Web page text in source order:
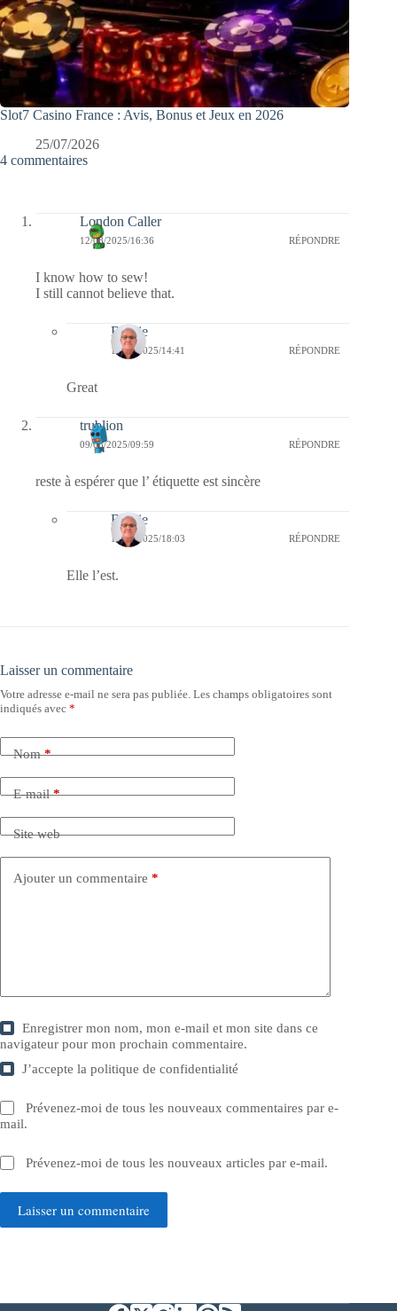
Slot7 Casino France : Avis, Bonus et Jeux en 2026
25/07/2026
4 commentaires
London Caller
12/08/2025/16:36 RÉPONDRE
I know how to sew!
I still cannot believe that.
Bernie
15/08/2025/14:41 RÉPONDRE
Great
trublion
09/08/2025/09:59 RÉPONDRE
reste à espérer que l’ étiquette est sincère
Bernie
10/08/2025/18:03 RÉPONDRE
Elle l’est.
Laisser un commentaire
Votre adresse e-mail ne sera pas publiée. Les champs obligatoires sont
indiqués avec *
Nom*
E-mail*
Site web
Ajouter un commentaire *
Enregistrer mon nom, mon e-mail et mon site dans ce
navigateur pour mon prochain commentaire.
J’accepte lapolitique de confidentialité
Prévenez-moi de tous les nouveaux commentaires par e-
mail.
Prévenez-moi de tous les nouveaux articles par e-mail.
Laisser un commentaire